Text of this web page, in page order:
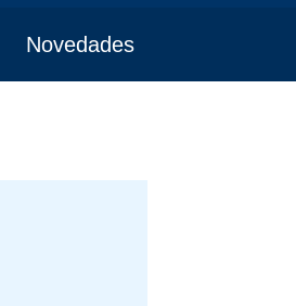
Novedades